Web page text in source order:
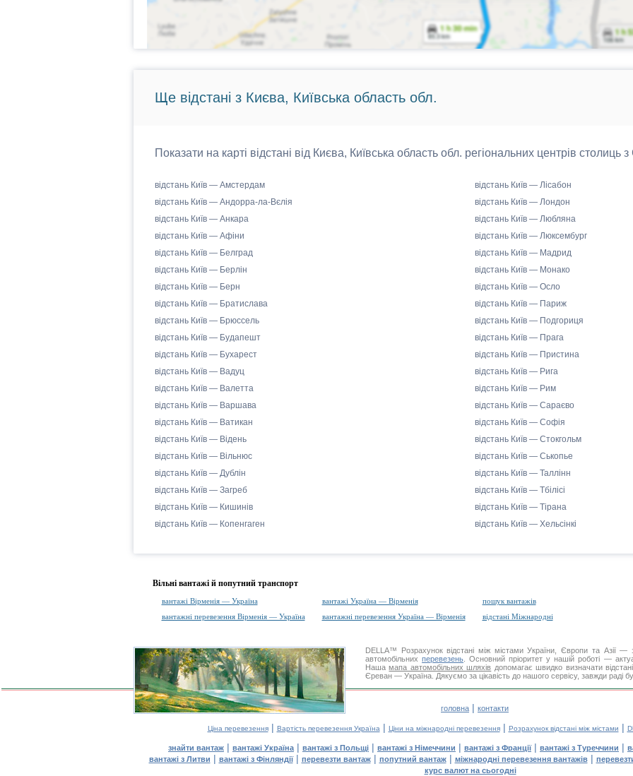
Ще відстані з Києва, Київська область обл.
Показати на карті відстані від Києва, Київська область обл. регіональних центрів столиць
відстань Київ — Амстердам
відстань Київ — Андорра-ла-Вєлія
відстань Київ — Анкара
відстань Київ — Афіни
відстань Київ — Белград
відстань Київ — Берлін
відстань Київ — Берн
відстань Київ — Братислава
відстань Київ — Брюссель
відстань Київ — Будапешт
відстань Київ — Бухарест
відстань Київ — Вадуц
відстань Київ — Валетта
відстань Київ — Варшава
відстань Київ — Ватикан
відстань Київ — Відень
відстань Київ — Вільнюс
відстань Київ — Дублін
відстань Київ — Загреб
відстань Київ — Кишинів
відстань Київ — Копенгаген
відстань Київ — Лісабон
відстань Київ — Лондон
відстань Київ — Любляна
відстань Київ — Люксембург
відстань Київ — Мадрид
відстань Київ — Монако
відстань Київ — Осло
відстань Київ — Париж
відстань Київ — Подгориця
відстань Київ — Прага
відстань Київ — Пристина
відстань Київ — Рига
відстань Київ — Рим
відстань Київ — Сараєво
відстань Київ — Софія
відстань Київ — Стокгольм
відстань Київ — Ськопье
відстань Київ — Таллінн
відстань Київ — Тбілісі
відстань Київ — Тірана
відстань Київ — Хельсінкі
Вільні вантажі й попутний транспорт
вантажі Вірменія — Україна вантажі Україна — Вірменія
пошук вантажів
вантажні перевезення Вірменія — Україна
вантажні перевезення Україна — Вірменія відстані Міжнародні
DELLA™ Розрахунок відстані між містами України, Європи та Азії —
автомобільнихперевезень . Основний пріоритет у нашій роботі —
Нашамапа автомобільних шляхів допомагає швидко визначати
Єреван — Україна. Дякуємо за цікавість до нашого сервісу, завжди раді
головна | контакти
Ціна перевезення| Вартість перевезення Україна | Ціни на міжнародні перевезення| Розрахунок відстані між містами |
знайти вантаж | вантажі Україна | вантажі з Польщі | вантажі з Німеччини | вантажі з Франції| вантажі з Туреччини |
вантажі з Литви | вантажі з Фінляндії| перевезти вантаж| попутний вантаж| міжнародні перевезення вантажів|
курс валют на сьогодні